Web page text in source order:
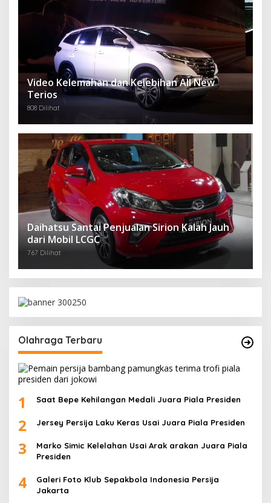
Video Kelemahan dan Kelebihan All New
Terios
808 Dilihat
Daihatsu Santai Penjualan Sirion Kalah Jauh
dari Mobil LCGC
767 Dilihat
Olahraga Terbaru
1 Saat Bepe Kehilangan Medali Juara Piala Presiden
2 Jersey Persija Laku Keras Usai Juara Piala Presiden
3
Marko Simic Kelelahan Usai Arak arakan Juara Piala
Presiden
4
Galeri Foto Klub Sepakbola Indonesia Persija
Jakarta